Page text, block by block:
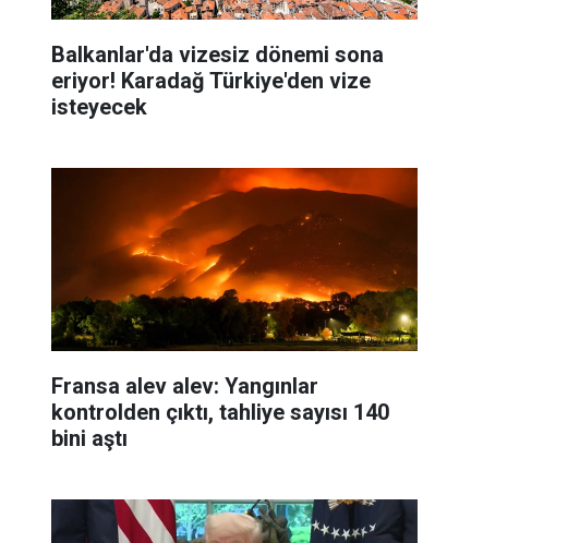
Balkanlar'da vizesiz dönemi sona
eriyor! Karadağ Türkiye'den vize
isteyecek
Fransa alev alev: Yangınlar
kontrolden çıktı, tahliye sayısı 140
bini aştı